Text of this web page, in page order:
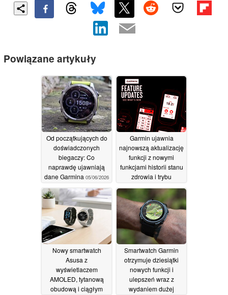
Powiązane artykuły
Od początkujących do
doświadczonych
biegaczy: Co
naprawdę ujawniają
dane Garmina 05/06/2026
Garmin ujawnia
najnowszą aktualizację
funkcji z nowymi
funkcjami historii stanu
zdrowia i trybu
03/06/2026
Nowy smartwatch
Asusa z
wyświetlaczem
AMOLED, tytanową
obudową i ciągłym
Smartwatch Garmin
otrzymuje dziesiątki
nowych funkcji i
ulepszeń wraz z
wydaniem dużej